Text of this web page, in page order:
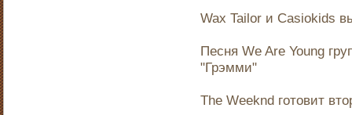
Wax Tailor и Casiokids
Песня We Are Young
"Грэмми"
The Weeknd готовит